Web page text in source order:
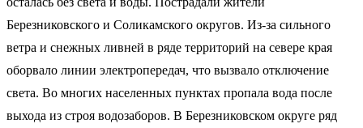
Березниковского и Соликамского округов. Из-за сильного
ветра и снежных ливней в ряде территорий на севере края
оборвало линии электропередач, что вызвало отключение
света. Во многих населенных пунктах пропала вода после
выхода из строя водозаборов. В Березниковском округе ряд